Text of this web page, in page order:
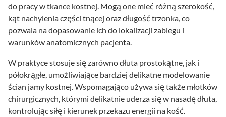
do pracy w tkance kostnej. Mogą one mieć różną szerokość,
kąt nachylenia części tnącej oraz długość trzonka, co
pozwala na dopasowanie ich do lokalizacji zabiegu i
warunków anatomicznych pacjenta.
W praktyce stosuje się zarówno dłuta prostokątne, jak i
półokrągłe, umożliwiające bardziej delikatne modelowanie
ścian jamy kostnej. Wspomagająco używa się także młotków
chirurgicznych, którymi delikatnie uderza się w nasadę dłuta,
kontrolując siłę i kierunek przekazu energii na kość.